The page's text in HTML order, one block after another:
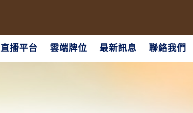
直播平台 雲端牌位 最新訊息 聯絡我們